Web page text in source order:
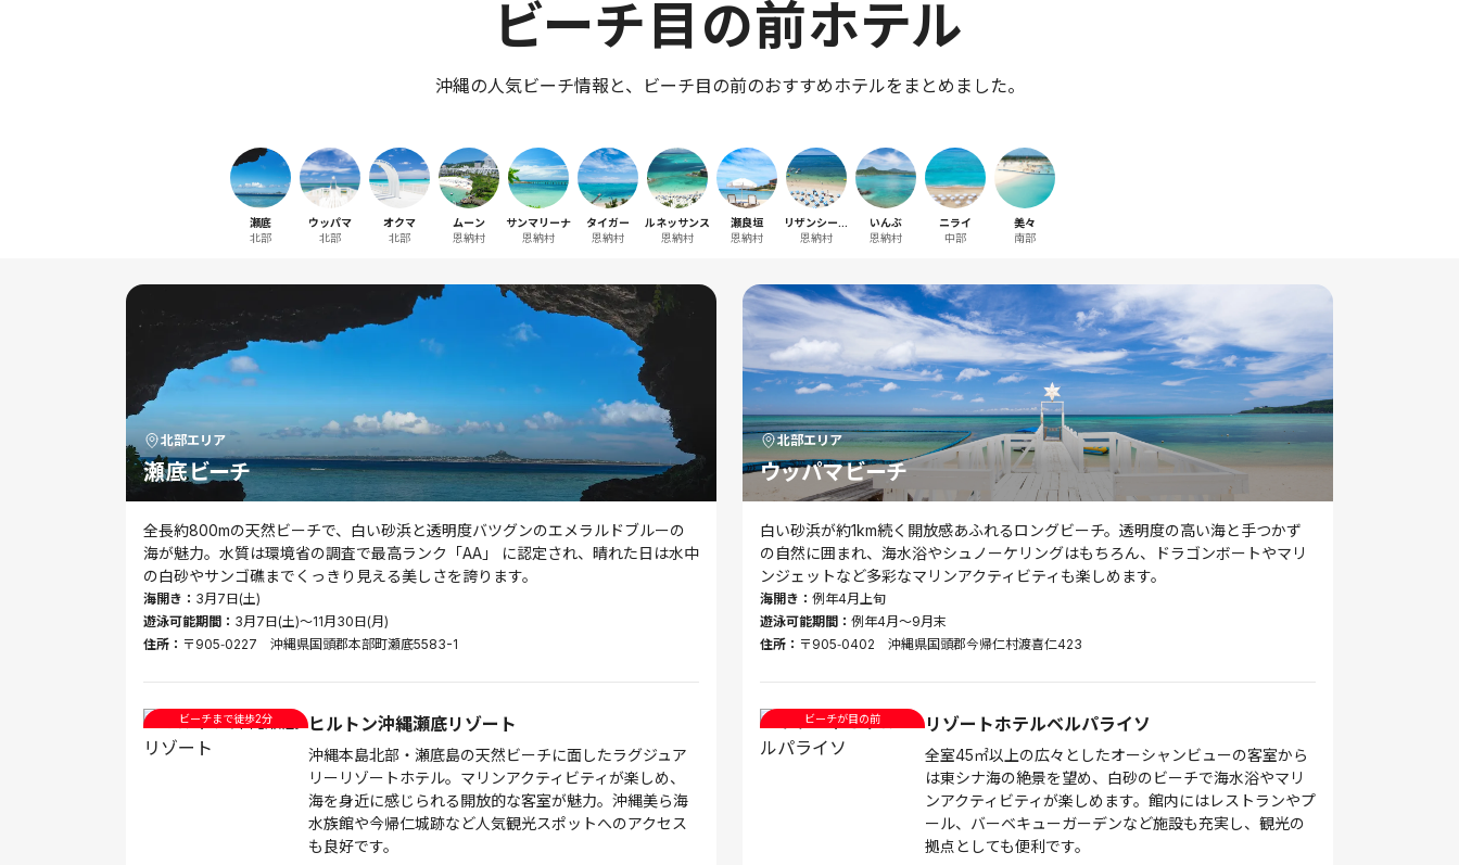
ビーチ目の前ホテル
沖縄の人気ビーチ情報と、ビーチ目の前のおすすめホテルをまとめました。
瀬底
北部
ウッパマ
北部
オクマ
北部
ムーン
恩納村
サンマリーナ
恩納村
タイガー
恩納村
ルネッサンス
恩納村
瀬良垣
恩納村
リザンシーパ
ーク
恩納村
いんぶ
恩納村
ニライ
中部
美々
南部
北部エリア
瀬底ビーチ
全長約800mの天然ビーチで、白い砂浜と透明度バツグンのエメラルドブルーの
海が魅力。水質は環境省の調査で最高ランク「AA」 に認定され、晴れた日は水中
の白砂やサンゴ礁までくっきり見える美しさを誇ります。
海開き： 3月7日(土)
遊泳可能期間： 3月7日(土)～11月30日(月)
住所： 〒905‑0227 沖縄県国頭郡本部町瀬底5583-1
ビーチまで徒歩2分 ヒルトン沖縄瀬底リゾート
沖縄本島北部・瀬底島の天然ビーチに面したラグジュア
リーリゾートホテル。マリンアクティビティが楽しめ、
海を身近に感じられる開放的な客室が魅力。沖縄美ら海
水族館や今帰仁城跡など人気観光スポットへのアクセス
も良好です。
北部エリア
ウッパマビーチ
白い砂浜が約1km続く開放感あふれるロングビーチ。透明度の高い海と手つかず
の自然に囲まれ、海水浴やシュノーケリングはもちろん、ドラゴンボートやマリ
ンジェットなど多彩なマリンアクティビティも楽しめます。
海開き： 例年4月上旬
遊泳可能期間： 例年4月～9月末
住所： 〒905‑0402 沖縄県国頭郡今帰仁村渡喜仁423
ビーチが目の前 リゾートホテルベルパライソ
全室45㎡以上の広々としたオーシャンビューの客室から
は東シナ海の絶景を望め、白砂のビーチで海水浴やマリ
ンアクティビティが楽しめます。館内にはレストランやプ
ール、バーベキューガーデンなど施設も充実し、観光の
拠点としても便利です。